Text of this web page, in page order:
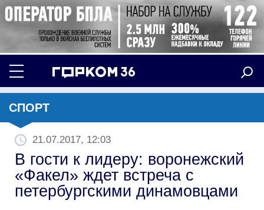
СПОРТ
21.07.2017, 12:03
В гости к лидеру: воронежский
«Факел» ждет встреча с
петербургскими динамовцами